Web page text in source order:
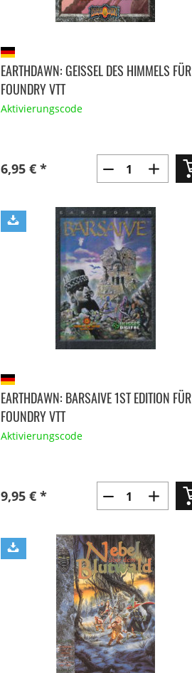
EARTHDAWN: GEISSEL DES HIMMELS FÜR
FOUNDRY VTT
Aktivierungscode
6,95 € *
EARTHDAWN: BARSAIVE 1ST EDITION FÜR
FOUNDRY VTT
Aktivierungscode
9,95 € *